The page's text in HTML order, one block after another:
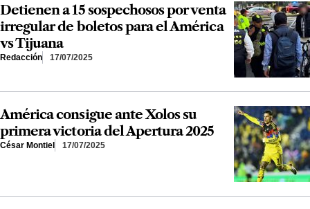
Detienen a 15 sospechosos por venta
irregular de boletos para el América
vs Tijuana
Redacción 17/07/2025
América consigue ante Xolos su
primera victoria del Apertura 2025
César Montiel 17/07/2025